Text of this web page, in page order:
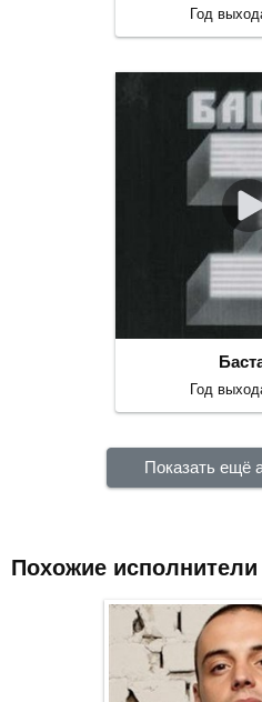
Год
Год
Показать ещё
Похожие исполнители